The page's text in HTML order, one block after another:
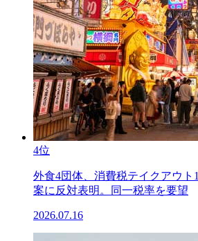
4位
外食4団体、消費税テイクアウト
案に反対表明。同一税率を要望
2026.07.16